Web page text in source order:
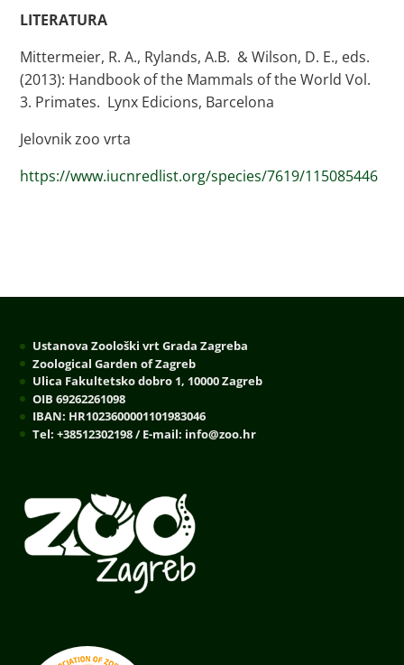
LITERATURA
Mittermeier, R. A., Rylands, A.B. & Wilson, D. E., eds.
(2013): Handbook of the Mammals of the World Vol.
3. Primates. Lynx Edicions, Barcelona
Jelovnik zoo vrta
https://www.iucnredlist.org/species/7619/115085446
Ustanova Zoološki vrt Grada Zagreba
Zoological Garden of Zagreb
Ulica Fakultetsko dobro 1, 10000 Zagreb
OIB 69262261098
IBAN: HR1023600001101983046
Tel: +38512302198 / E-mail: info@zoo.hr